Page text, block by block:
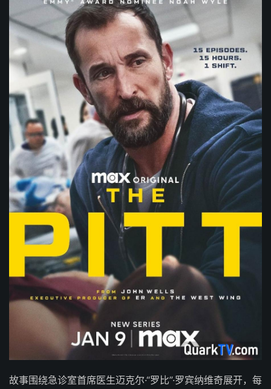
故事围绕急诊室首席医生迈克尔·“罗比”·罗宾纳维奇展开，每